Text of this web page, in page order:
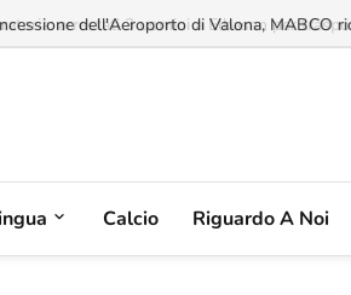
dell'Aeroporto di Valona, MABCO
Calcio Riguardo A Noi